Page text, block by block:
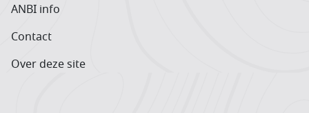
ANBI info
Contact
Over deze site